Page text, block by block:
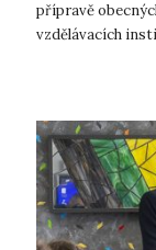
přípravě
vzdělávacích